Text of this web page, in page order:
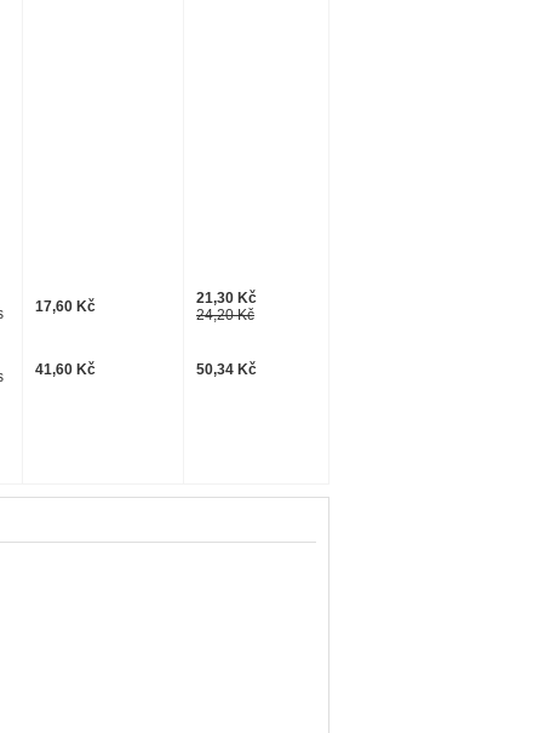
17,60 Kč
21,30 Kč
24,20 Kč
41,60 Kč 50,34 Kč